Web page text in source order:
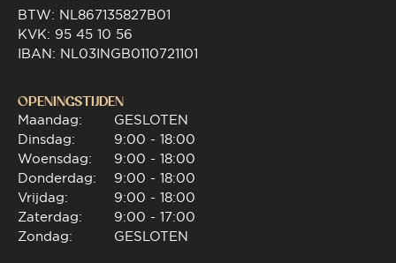
BTW: NL867135827B01
KVK: 95 45 10 56
IBAN: NL03INGB0110721101
OPENINGSTIJDEN
Maandag:
Dinsdag:
Woensdag:
Donderdag:
Vrijdag:
Zaterdag:
Zondag:
GESLOTEN
9:00 - 18:00
9:00 - 18:00
9:00 - 18:00
9:00 - 18:00
9:00 - 17:00
GESLOTEN